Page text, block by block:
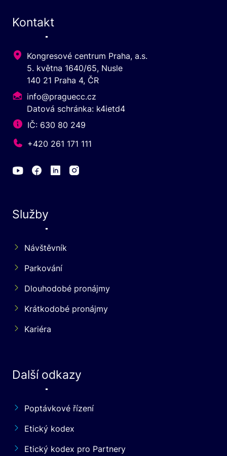
Kontakt
Kongresové centrum Praha, a.s.
5. května 1640/65, Nusle
140 21 Praha 4, ČR
info@praguecc.cz
Datová schránka: k4ietd4
IČ: 630 80 249
+420 261 171 111
Služby
Návštěvník
Parkování
Dlouhodobé pronájmy
Krátkodobé pronájmy
Kariéra
Další odkazy
Poptávkové řízení
Etický kodex
Etický kodex pro Partnery